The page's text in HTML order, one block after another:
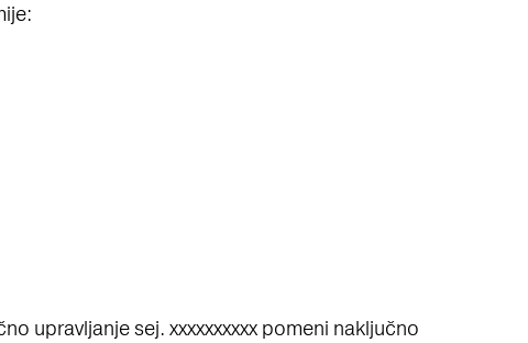
upravljanje sej. xxxxxxxxxx pomeni naključno